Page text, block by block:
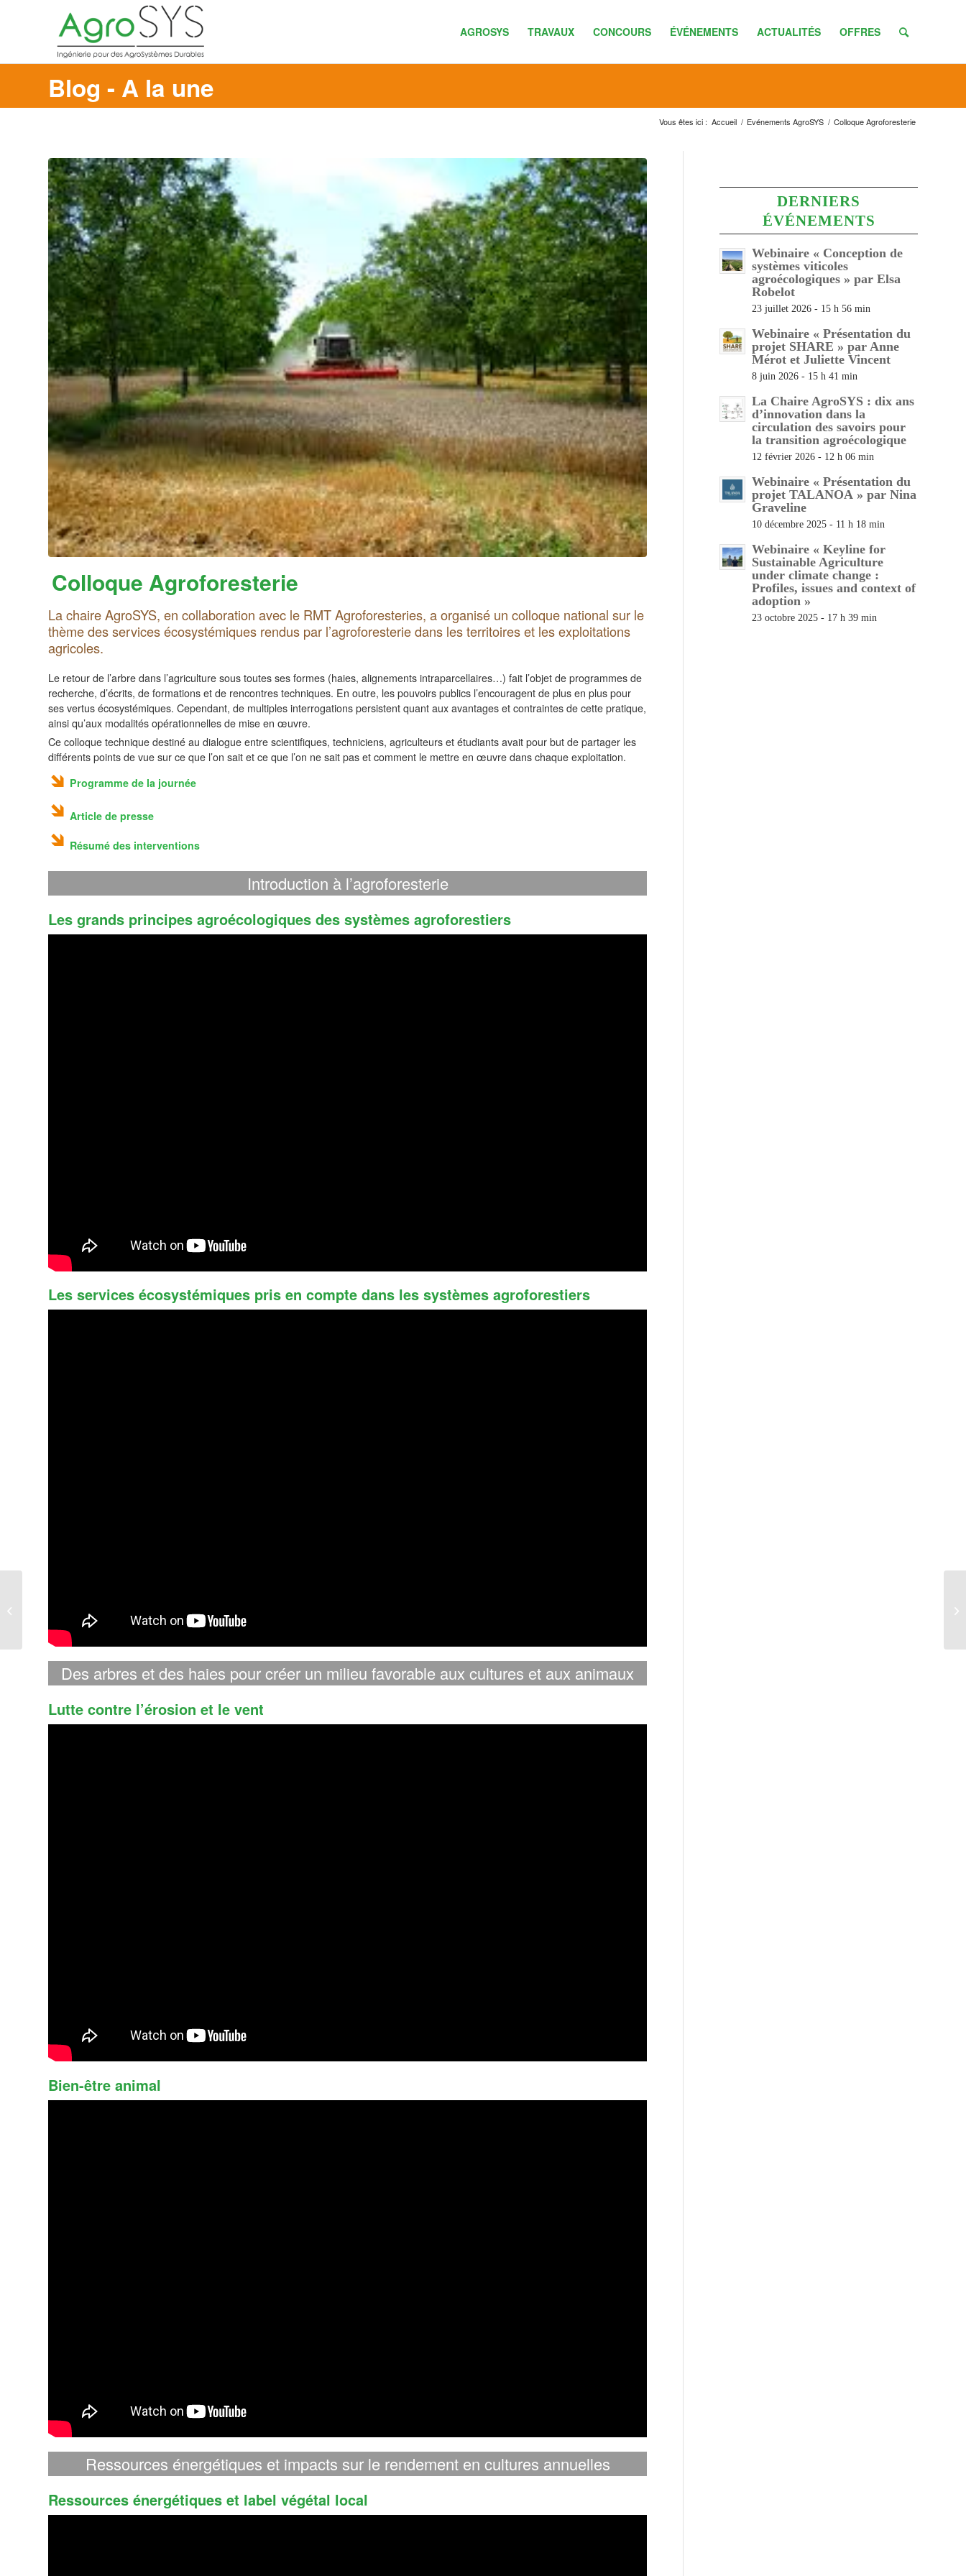
AGROSYS TRAVAUX CONCOURS ÉVÉNEMENTS ACTUALITÉS OFFRES
Blog - A la une
Vous êtes ici : Accueil / Evénements AgroSYS / Colloque Agroforesterie
Colloque Agroforesterie
La chaire AgroSYS, en collaboration avec le RMT Agroforesteries, a organisé un colloque national sur le
thème des services écosystémiques rendus par l’agroforesterie dans les territoires et les exploitations
agricoles.
Le retour de l’arbre dans l’agriculture sous toutes ses formes (haies, alignements intraparcellaires…) fait l’objet de programmes de
recherche, d’écrits, de formations et de rencontres techniques. En outre, les pouvoirs publics l’encouragent de plus en plus pour
ses vertus écosystémiques. Cependant, de multiples interrogations persistent quant aux avantages et contraintes de cette pratique,
ainsi qu’aux modalités opérationnelles de mise en œuvre.
Ce colloque technique destiné au dialogue entre scientifiques, techniciens, agriculteurs et étudiants avait pour but de partager les
différents points de vue sur ce que l’on sait et ce que l’on ne sait pas et comment le mettre en œuvre dans chaque exploitation.
Programme de la journée
Article de presse
Résumé des interventions
Introduction à l’agroforesterie
Les grands principes agroécologiques des systèmes agroforestiers
Les services écosystémiques pris en compte dans les systèmes agroforestiers
Des arbres et des haies pour créer un milieu favorable aux cultures et aux animaux
Lutte contre l’érosion et le vent
Bien-être animal
Ressources énergétiques et impacts sur le rendement en cultures annuelles
Ressources énergétiques et label végétal local
DERNIERS
ÉVÉNEMENTS
Webinaire « Conception de
systèmes viticoles
agroécologiques » par Elsa
Robelot
23 juillet 2026 - 15 h 56 min
Webinaire « Présentation du
projet SHARE » par Anne
Mérot et Juliette Vincent
8 juin 2026 - 15 h 41 min
La Chaire AgroSYS : dix ans
d’innovation dans la
circulation des savoirs pour
la transition agroécologique
12 février 2026 - 12 h 06 min
Webinaire « Présentation du
projet TALANOA » par Nina
Graveline
10 décembre 2025 - 11 h 18 min
Webinaire « Keyline for
Sustainable Agriculture
under climate change :
Profiles, issues and context of
adoption »
23 octobre 2025 - 17 h 39 min